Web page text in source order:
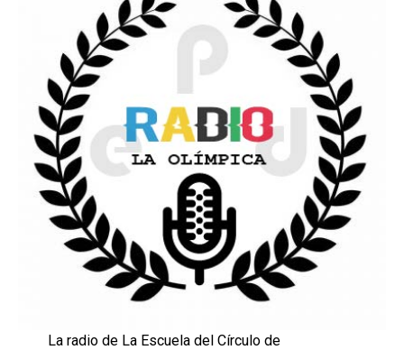
La radio de La Escuela del Círculo de